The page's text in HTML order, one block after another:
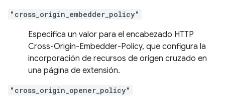
"cross_origin_embedder_policy"
Especifica un valor para el encabezado HTTP
Cross-Origin-Embedder-Policy, que configura la
incorporación de recursos de origen cruzado en
una página de extensión.
"cross_origin_opener_policy"